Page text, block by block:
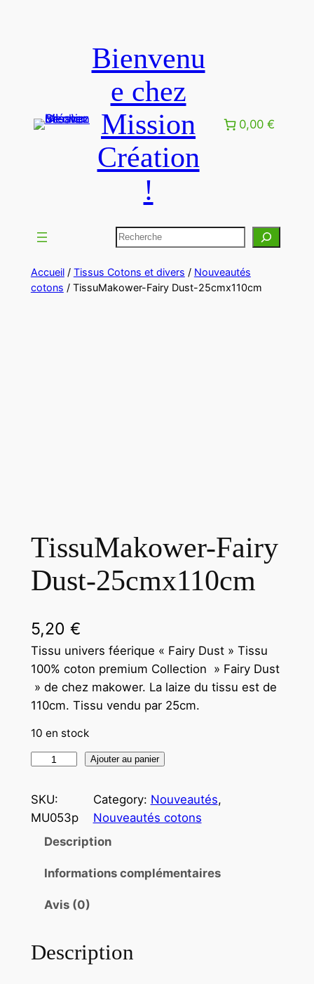
Bienvenu
e chez
Mission
Création
!
0,00 €
Rechercher
Accueil/ Tissus Cotons et divers / Nouveautés
cotons / TissuMakower-Fairy Dust-25cmx110cm
TissuMakower-Fairy
Dust-25cmx110cm
5,20 €
Tissu univers féerique « Fairy Dust » Tissu
100% coton premium Collection » Fairy Dust
» de chez makower. La laize du tissu est de
110cm. Tissu vendu par 25cm.
10 en stock
a
n
T
i
Ajouter au panier
SKU:
MU053p
Category: Nouveautés
Nouveautés cotons
Description
Informations complémentaires
Avis (0)
Description